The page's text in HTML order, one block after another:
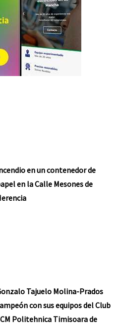
en un contenedor de
en la Calle Mesones de
Tajuelo Molina-Prados
con sus equipos del Club
Politehnica Timisoara de